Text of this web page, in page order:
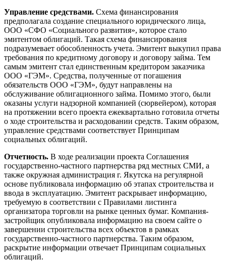
Управление средствами. Схема финансирования
предполагала создание специального юридического лица,
ООО «СФО «Социального развития», которое стало
эмитентом облигаций. Такая схема финансирования
подразумевает обособленность учета. Эмитент выкупил права
требования по кредитному договору и договору займа. Тем
самым эмитент стал единственным кредитором заказчика
ООО «ГЭМ». Средства, полученные от погашения
обязательств ООО «ГЭМ», будут направлены на
обслуживание облигационного займа. Помимо этого, были
оказаны услуги надзорной компанией (сюрвейером), которая
на протяжении всего проекта ежеквартально готовила отчеты
о ходе строительства и расходовании средств. Таким образом,
управление средствами соответствует Принципам
социальных облигаций.
Отчетность. В ходе реализации проекта Соглашения
государственно-частного партнерства ряд местных СМИ, а
также окружная администрация г. Якутска на регулярной
основе публиковала информацию об этапах строительства и
ввода в эксплуатацию. Эмитент раскрывает информацию,
требуемую в соответствии с Правилами листинга
организатора торговли на рынке ценных бумаг. Компания-
застройщик опубликовала информацию на своем сайте о
завершении строительства всех объектов в рамках
государственно-частного партнерства. Таким образом,
раскрытие информации отвечает Принципам социальных
облигаций.